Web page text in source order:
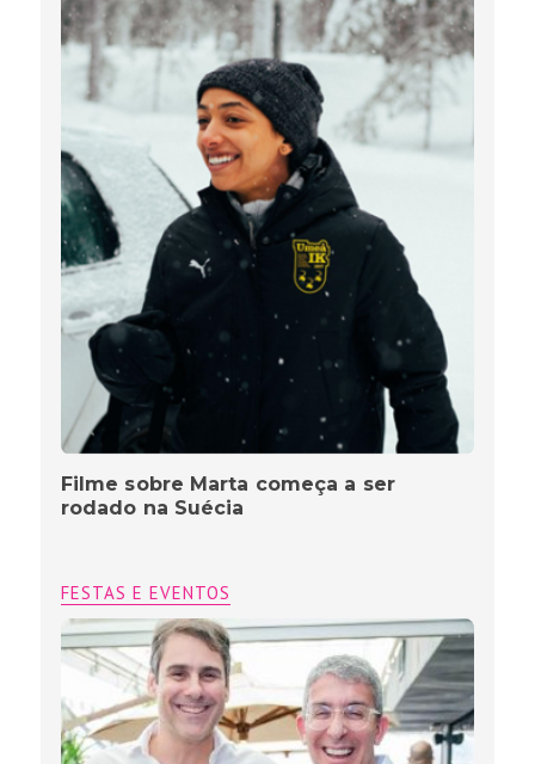
Filme sobre Marta começa a ser
rodado na Suécia
FESTAS E EVENTOS